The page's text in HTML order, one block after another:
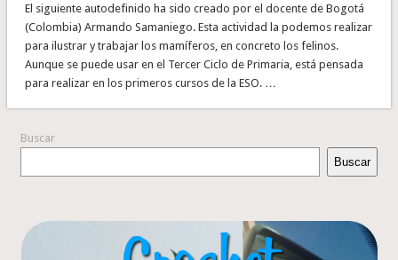
El siguiente autodefinido ha sido creado por el docente de Bogotá
(Colombia) Armando Samaniego. Esta actividad la podemos realizar
para ilustrar y trabajar los mamíferos, en concreto los felinos.
Aunque se puede usar en el Tercer Ciclo de Primaria, está pensada
para realizar en los primeros cursos de la ESO. …
Buscar
Buscar